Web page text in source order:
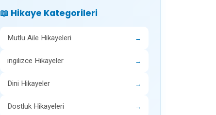
📖 Hikaye Kategorileri
Mutlu Aile Hikayeleri →
ingilizce Hikayeler →
Dini Hikayeler →
Dostluk Hikayeleri →